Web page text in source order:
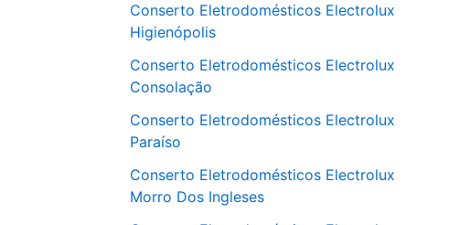
Conserto Eletrodomésticos Electrolux
Higienópolis
Conserto Eletrodomésticos Electrolux
Consolação
Conserto Eletrodomésticos Electrolux
Paraíso
Conserto Eletrodomésticos Electrolux
Morro Dos Ingleses